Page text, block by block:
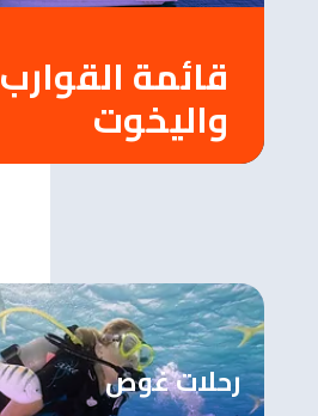
قائمة القوارب
واليخوت
رحلات غوص